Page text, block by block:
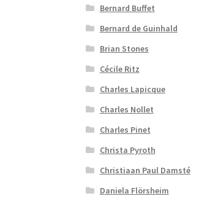
Bernard Buffet
Bernard de Guinhald
Brian Stones
Cécile Ritz
Charles Lapicque
Charles Nollet
Charles Pinet
Christa Pyroth
Christiaan Paul Damsté
Daniela Flörsheim